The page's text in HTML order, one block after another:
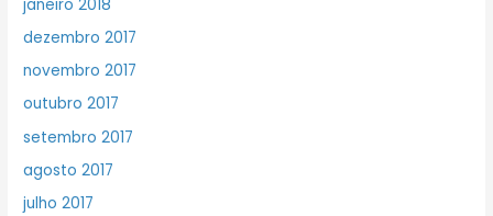
janeiro 2018
dezembro 2017
novembro 2017
outubro 2017
setembro 2017
agosto 2017
julho 2017